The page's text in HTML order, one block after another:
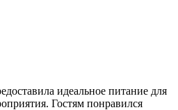
идеальное питание для
Гостям понравился